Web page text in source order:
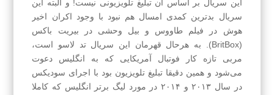
این سریال بر اساس آن تبلیغ تلویزیونی نیست! و البته این
سریال بدترین کمدی امسال هم نبود با وجود اکران اخیر
هوش در فیلم طاووس و بیل وحشی در بیریت باکس
(BritBox). به هرحال قهرمان این سریال تد لاسو است،
مربی تازه کار فوتبال آمریکایی که به انگلیس دعوت
می‌شود و همین دقیقا تبلیغ تلویزیون بود با اجرای سودیکس
در سال ۲۰۱۳ و ۲۰۱۴ در مورد لیگ برتر انگلیس که کاملا